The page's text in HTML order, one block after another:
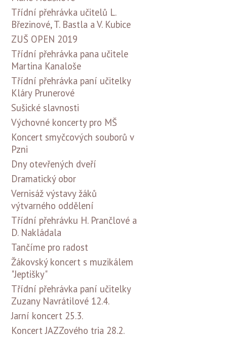
Třídní přehrávka učitelů L.
Březinové, T. Bastla a V. Kubice
ZUŠ OPEN 2019
Třídní přehrávka pana učitele
Martina Kanaloše
Třídní přehrávka paní učitelky
Kláry Prunerové
Sušické slavnosti
Výchovné koncerty pro MŠ
Koncert smyčcových souborů v
Pzni
Dny otevřených dveří
Dramatický obor
Vernisáž výstavy žáků
výtvarného oddělení
Třídní přehrávku H. Prančlové a
D. Nakládala
Tančíme pro radost
Žákovský koncert s muzikálem
"Jeptišky"
Třídní přehrávka paní učitelky
Zuzany Navrátilové 12.4.
Jarní koncert 25.3.
Koncert JAZZového tria 28.2.